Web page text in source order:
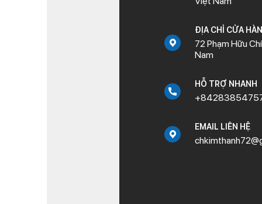
ĐỊA CHỈ CỬA
72 Phạm Hữu
Nam
HỖ TRỢ NHANH
EMAIL LIÊN HỆ